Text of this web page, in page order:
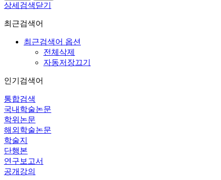
상세검색닫기
최근검색어
최근검색어 옵션
전체삭제
자동저장끄기
인기검색어
통합검색
국내학술논문
학위논문
해외학술논문
학술지
단행본
연구보고서
공개강의